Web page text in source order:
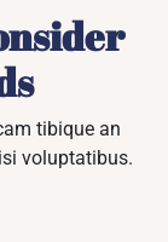
tibique an
voluptatibus.